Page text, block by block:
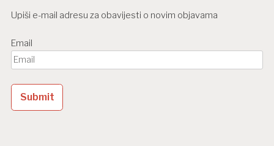
Upiši e-mail adresu za obavijesti o novim objavama
Email